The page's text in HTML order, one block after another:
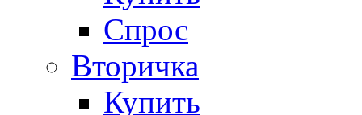
Спрос
Вторичка
Купить